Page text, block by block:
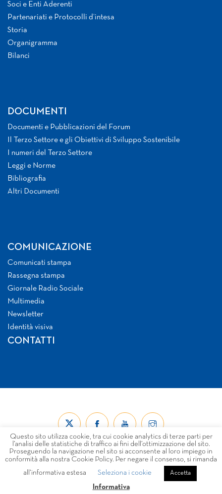
Soci e Enti Aderenti
Partenariati e Protocolli d’intesa
Storia
Organigramma
Bilanci
DOCUMENTI
Documenti e Pubblicazioni del Forum
Il Terzo Settore e gli Obiettivi di Sviluppo Sostenibile
I numeri del Terzo Settore
Leggi e Norme
Bibliografia
Altri Documenti
COMUNICAZIONE
Comunicati stampa
Rassegna stampa
Giornale Radio Sociale
Multimedia
Newsletter
Identità visiva
CONTATTI
© Forum Nazionale del Terzo Settore ETS 2026
COOKIE POLICY DISCLAIMER
Questo sito utilizza cookie, tra cui cookie analytics di terze parti per
l’analisi delle statistiche di traffico ai fini dell’ottimizzazione del sito.
Proseguendo la navigazione nel sito si acconsente al loro impiego in
conformità alla nostra Cookie Policy. Per negare il consenso, si rimanda
all’informativa estesa
Seleziona i cookie Accetta
Informativa